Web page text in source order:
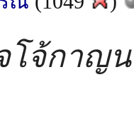
โจ้กาญน